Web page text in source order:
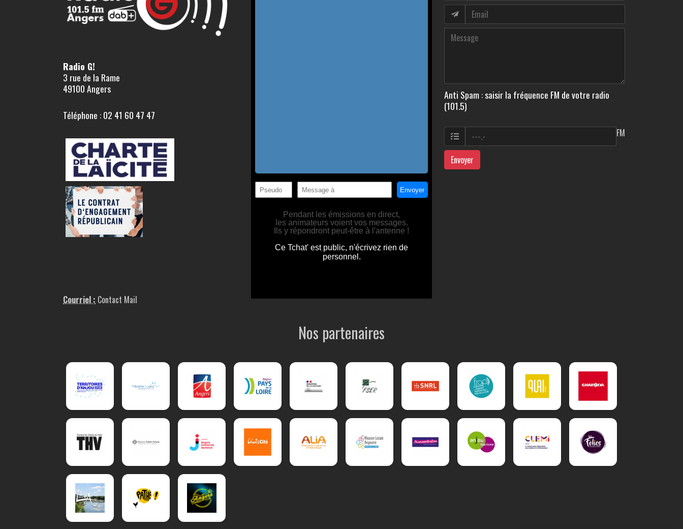
Radio G!
3 rue de la Rame
49100 Angers
Téléphone : 02 41 60 47 47
Courriel : Contact Mail
Anti Spam : saisir la fréquence FM de votre radio
(101.5)
FM
Envoyer
Nos partenaires